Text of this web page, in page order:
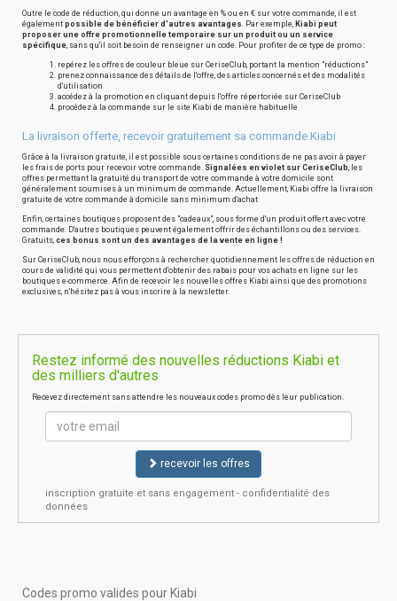
Outre le code de réduction, qui donne un avantage en % ou en € sur votre commande, il est
également possible de bénéficier d'autres avantages. Par exemple, Kiabi peut
proposer une offre promotionnelle temporaire sur un produit ou un service
spécifique, sans qu'il soit besoin de renseigner un code. Pour profiter de ce type de promo :
repérez les offres de couleur bleue sur CeriseClub, portant la mention "réductions"
prenez connaissance des détails de l'offre, des articles concernés et des modalités
d'utilisation
accédez à la promotion en cliquant depuis l'offre répertoriée sur CeriseClub
procédez à la commande sur le site Kiabi de manière habituelle
La livraison offerte, recevoir gratuitement sa commande Kiabi
Grâce à la livraison gratuite, il est possible sous certaines conditions de ne pas avoir à payer
les frais de ports pour recevoir votre commande. Signalées en violet sur CeriseClub, les
offres permettant la gratuité du transport de votre commande à votre domicile sont
généralement soumises à un minimum de commande. Actuellement, Kiabi offre la livraison
gratuite de votre commande à domicile sans minimum d'achat
Enfin, certaines boutiques proposent des "cadeaux", sous forme d'un produit offert avec votre
commande. D'autres boutiques peuvent également offrir des échantillons ou des services.
Gratuits, ces bonus sont un des avantages de la vente en ligne !
Sur CeriseClub, nous nous efforçons à rechercher quotidiennement les offres de réduction en
cours de validité qui vous permettent d'obtenir des rabais pour vos achats en ligne sur les
boutiques e-commerce. Afin de recevoir les nouvelles offres Kiabi ainsi que des promotions
exclusives, n'hésitez pas à vous inscrire à la newsletter.
Restez informé des nouvelles réductions Kiabi et
des milliers d'autres
Recevez directement sans attendre les nouveaux codes promo dès leur publication.
recevoir les offres
inscription gratuite et sans engagement - confidentialité des
données
Codes promo valides pour Kiabi